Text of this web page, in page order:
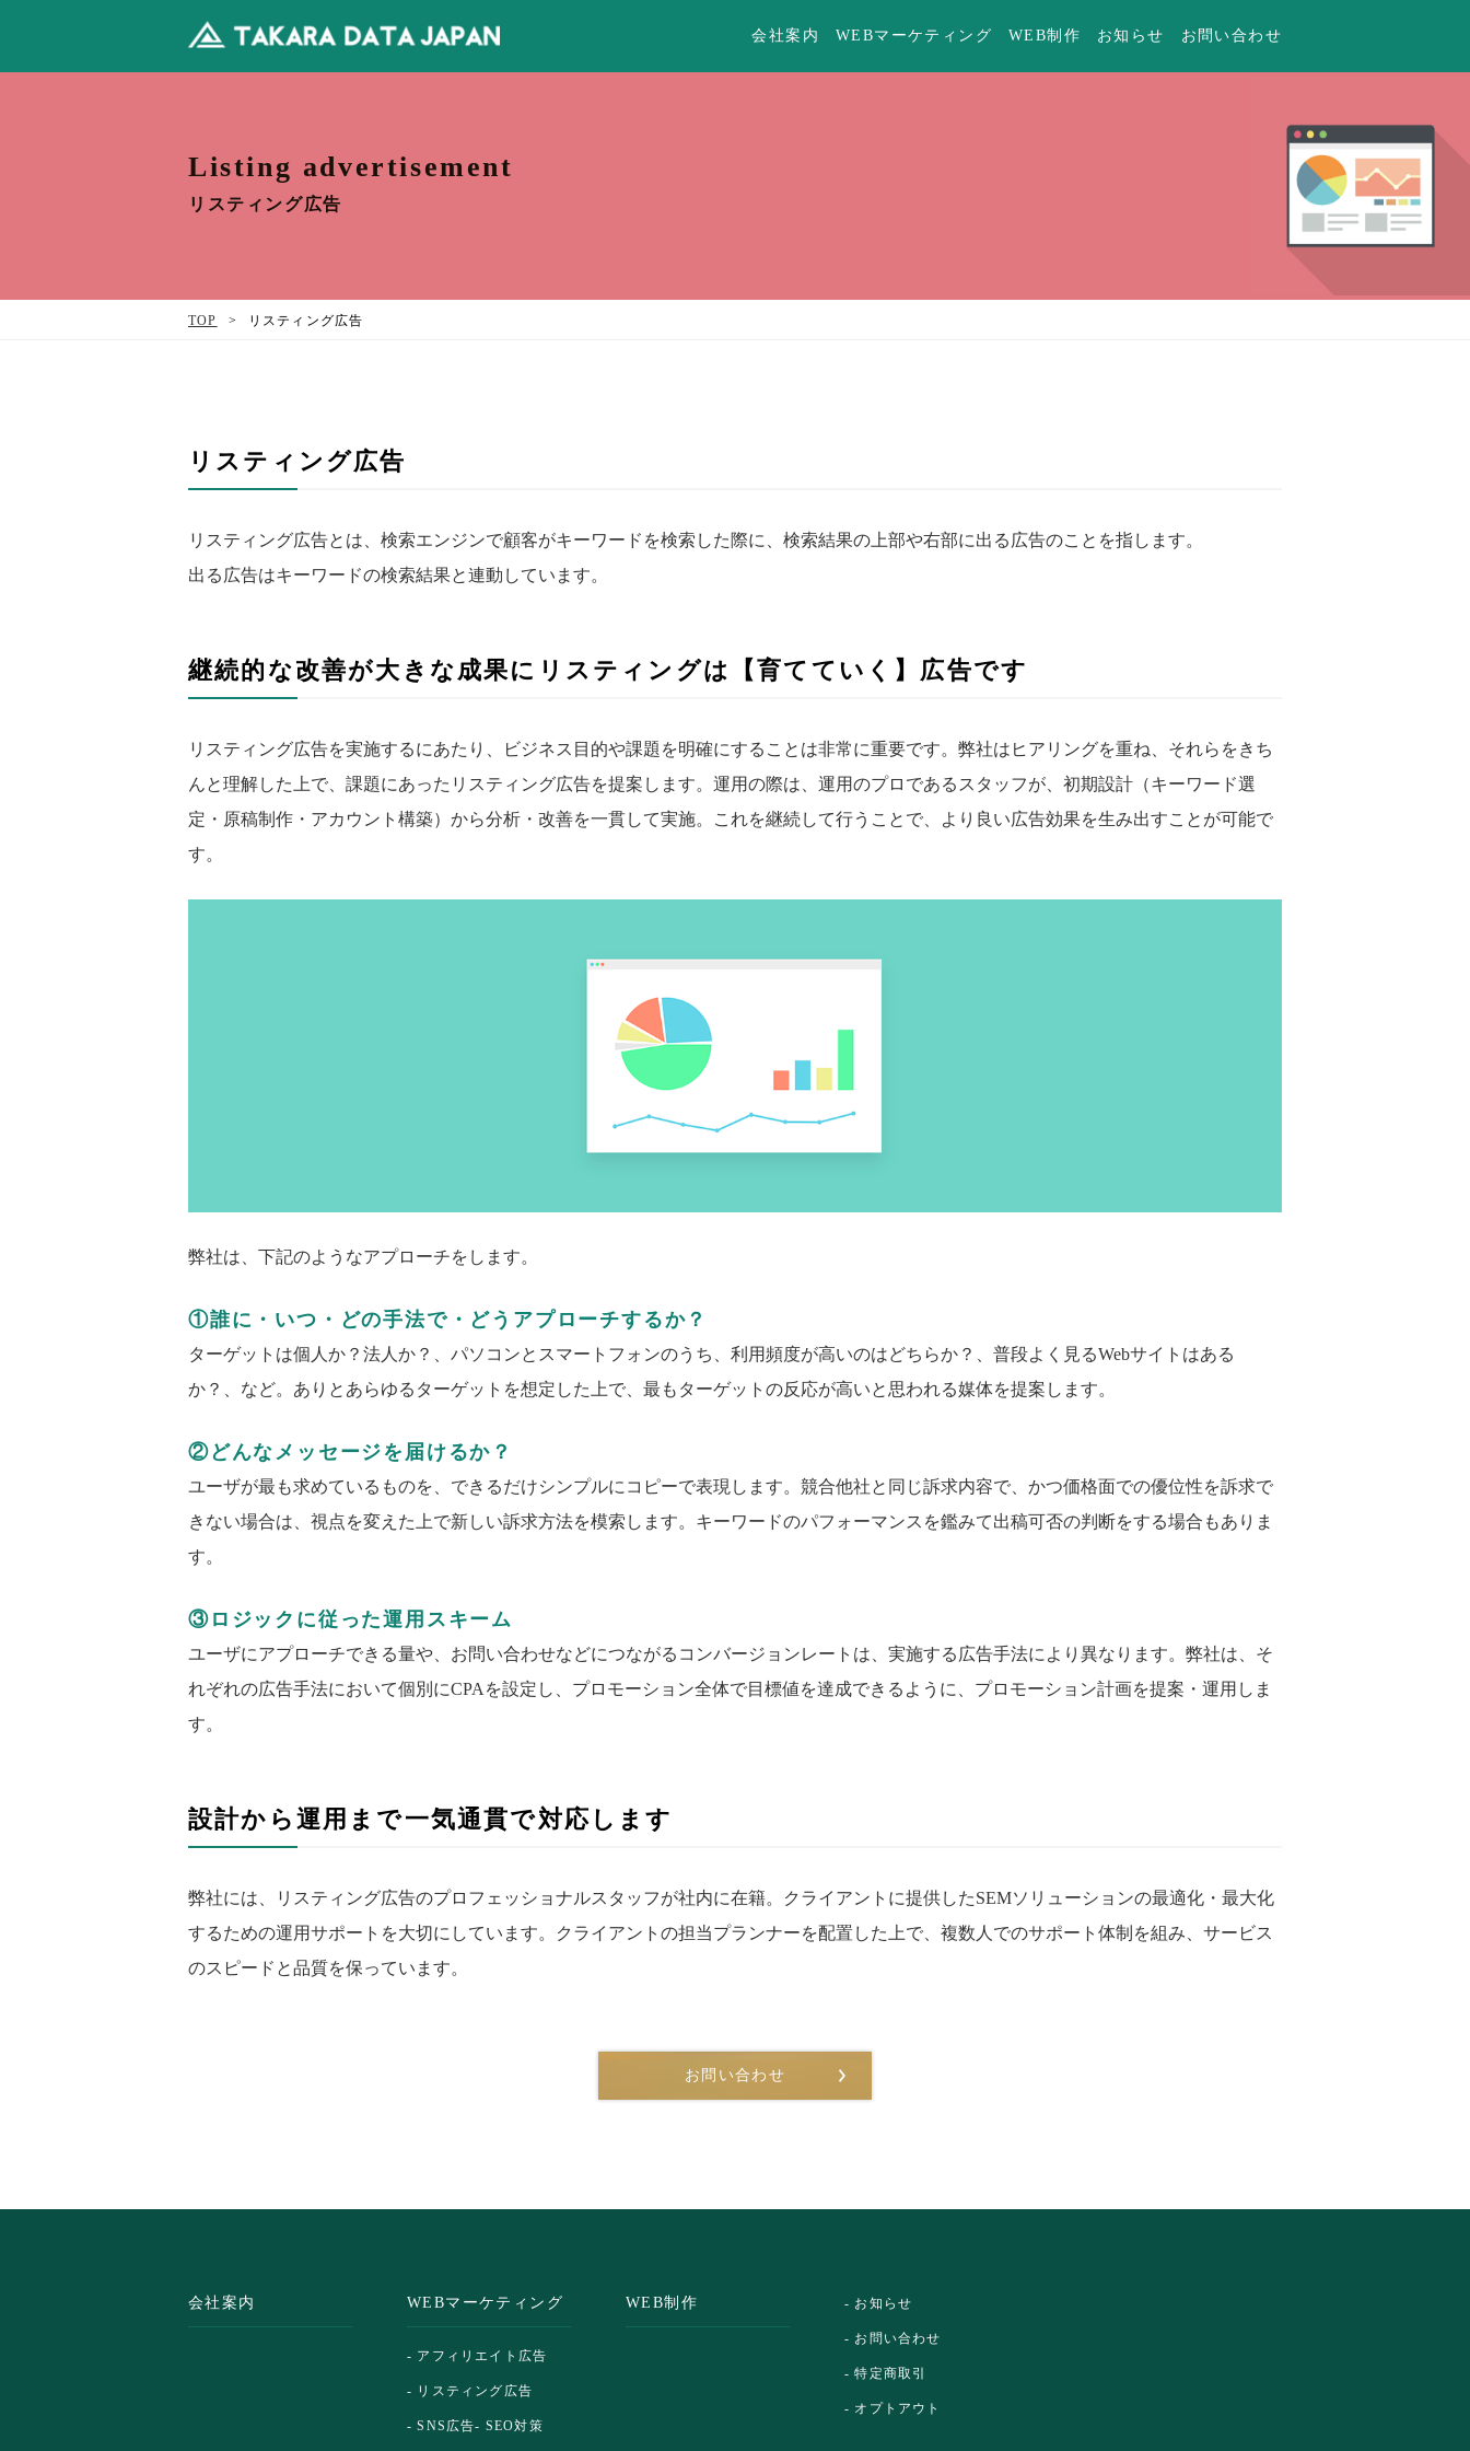
会社案内 WEBマーケティング WEB制作 お知らせ お問い合わせ
Listing advertisement
リスティング広告
TOP > リスティング広告
リスティング広告
リスティング広告とは、検索エンジンで顧客がキーワードを検索した際に、検索結果の上部や右部に出る広告のことを指します。
出る広告はキーワードの検索結果と連動しています。
継続的な改善が大きな成果にリスティングは【育てていく】広告です
リスティング広告を実施するにあたり、ビジネス目的や課題を明確にすることは非常に重要です。弊社はヒアリングを重ね、それらをきち
んと理解した上で、課題にあったリスティング広告を提案します。運用の際は、運用のプロであるスタッフが、初期設計（キーワード選
定・原稿制作・アカウント構築）から分析・改善を一貫して実施。これを継続して行うことで、より良い広告効果を生み出すことが可能で
す。
弊社は、下記のようなアプローチをします。
①誰に・いつ・どの手法で・どうアプローチするか？
ターゲットは個人か？法人か？、パソコンとスマートフォンのうち、利用頻度が高いのはどちらか？、普段よく見るWebサイトはある
か？、など。ありとあらゆるターゲットを想定した上で、最もターゲットの反応が高いと思われる媒体を提案します。
②どんなメッセージを届けるか？
ユーザが最も求めているものを、できるだけシンプルにコピーで表現します。競合他社と同じ訴求内容で、かつ価格面での優位性を訴求で
きない場合は、視点を変えた上で新しい訴求方法を模索します。キーワードのパフォーマンスを鑑みて出稿可否の判断をする場合もありま
す。
③ロジックに従った運用スキーム
ユーザにアプローチできる量や、お問い合わせなどにつながるコンバージョンレートは、実施する広告手法により異なります。弊社は、そ
れぞれの広告手法において個別にCPAを設定し、プロモーション全体で目標値を達成できるように、プロモーション計画を提案・運用しま
す。
設計から運用まで一気通貫で対応します
弊社には、リスティング広告のプロフェッショナルスタッフが社内に在籍。クライアントに提供したSEMソリューションの最適化・最大化
するための運用サポートを大切にしています。クライアントの担当プランナーを配置した上で、複数人でのサポート体制を組み、サービス
のスピードと品質を保っています。
お問い合わせ
会社案内 WEBマーケティング
- アフィリエイト広告
- リスティング広告
- SNS広告- SEO対策
WEB制作 - お知らせ
- お問い合わせ
- 特定商取引
- オプトアウト